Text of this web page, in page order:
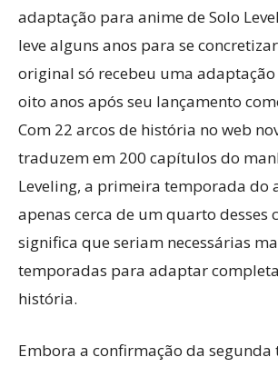
adaptação para anime de Solo
leve alguns anos para se
original só recebeu uma
oito anos após seu lançamento
Com 22 arcos de história no web
traduzem em 200 capítulos do
Leveling, a primeira temporada do
apenas cerca de um quarto desses
significa que seriam necessárias
temporadas para adaptar
história.
Embora a confirmação da